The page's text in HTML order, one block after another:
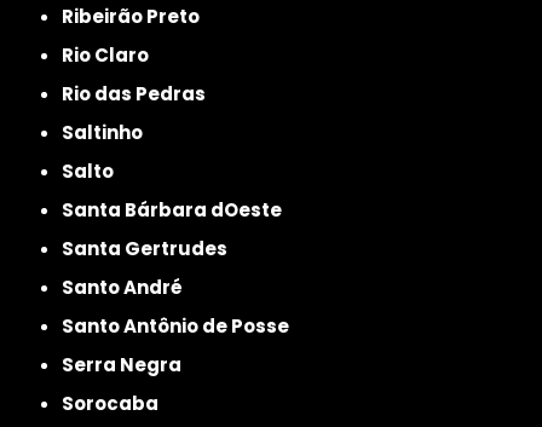
Ribeirão Preto
Rio Claro
Rio das Pedras
Saltinho
Salto
Santa Bárbara dOeste
Santa Gertrudes
Santo André
Santo Antônio de Posse
Serra Negra
Sorocaba